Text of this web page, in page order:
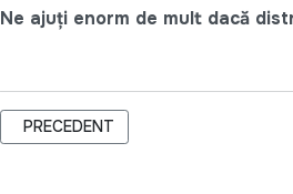
Ne ajuți enorm de mult dacă
ARTICOL PRECEDENT: BUSINESS
PRECEDENT